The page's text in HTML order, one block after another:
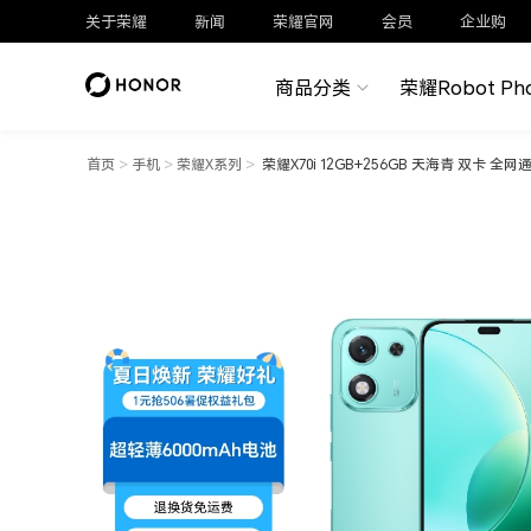
关于荣耀 新闻 荣耀官网 会员 企业购
商品分类 荣耀Robot
首页 > 手机 > 荣耀X系列 > 荣耀X70i 12GB+256GB 天海青 双卡 全网